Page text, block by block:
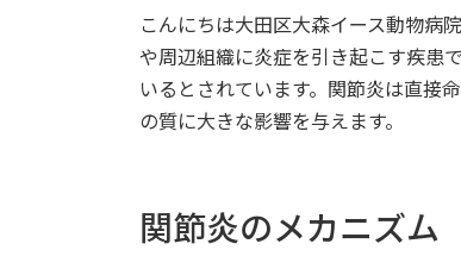
:
こんにちは大田区大森イース動物病
や周辺組織に炎症を引き起こす疾患
いるとされています。関節炎は直接
の質に大きな影響を与えます。
関節炎のメカニズム